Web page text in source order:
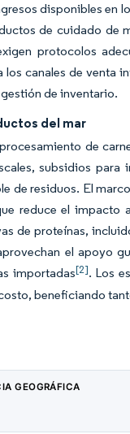
disponibles en
de cuidado de
protocolos
canales de venta
de inventario.
del mar
de
subsidios para
de residuos. El
reduce el impacto
de proteínas,
el apoyo
importadas[2]. Los
beneficiando
GEOGRÁFICA